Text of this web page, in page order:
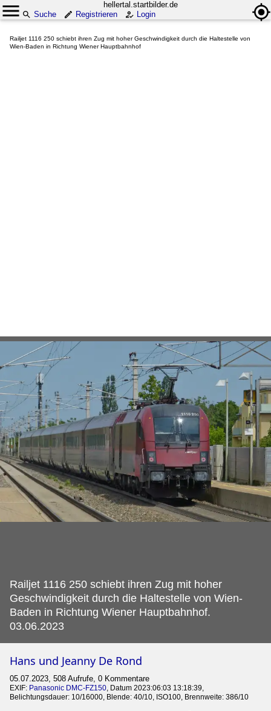
hellertal.startbilder.de
Suche
Registrieren Login
Railjet 1116 250 schiebt ihren Zug mit hoher Geschwindigkeit durch die Haltestelle von
Wien-Baden in Richtung Wiener Hauptbahnhof
Railjet 1116 250 schiebt ihren Zug mit hoher
Geschwindigkeit durch die Haltestelle von Wien-
Baden in Richtung Wiener Hauptbahnhof.
03.06.2023
Hans und Jeanny De Rond
05.07.2023, 508 Aufrufe, 0 Kommentare
EXIF: Panasonic DMC-FZ150, Datum 2023:06:03 13:18:39,
Belichtungsdauer: 10/16000, Blende: 40/10, ISO100, Brennweite: 386/10